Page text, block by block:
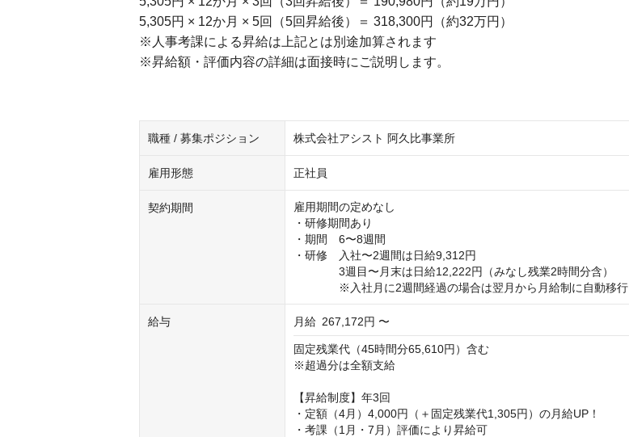
5,305円 × 12か月 × 5回（5回昇給後）＝ 318,300円（約32万円）
※人事考課による昇給は上記とは別途加算されます
※昇給額・評価内容の詳細は面接時にご説明します。
職種 / 募集ポジション 株式会社アシスト 阿久比事業所
雇用形態 正社員
契約期間
雇用期間の定めなし
・研修期間あり
・期間　6〜8週間
・研修　入社〜2週間は日給9,312円
3週目〜月末は日給12,222円（みなし残業2時間分含）
※入社月に2週間経過の場合は翌月から月給制に自動移行
給与 月給 267,172円 〜
固定残業代（45時間分65,610円）含む
※超過分は全額支給
【昇給制度】年3回
・定額（4月）4,000円（＋固定残業代1,305円）の月給UP！
・考課（1月・7月）評価により昇給可